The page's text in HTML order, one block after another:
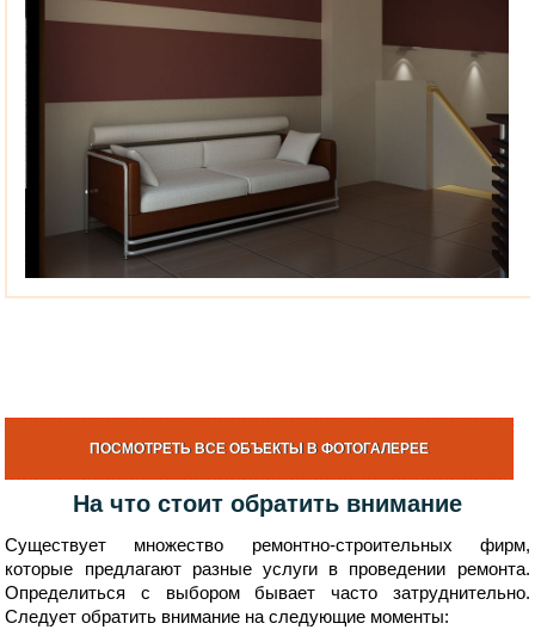
ПОСМОТРЕТЬ ВСЕ ОБЪЕКТЫ В ФОТОГАЛЕРЕЕ
На что стоит обратить внимание
Существует множество ремонтно-строительных фирм,
которые предлагают разные услуги в проведении ремонта.
Определиться с выбором бывает часто затруднительно.
Следует обратить внимание на следующие моменты: